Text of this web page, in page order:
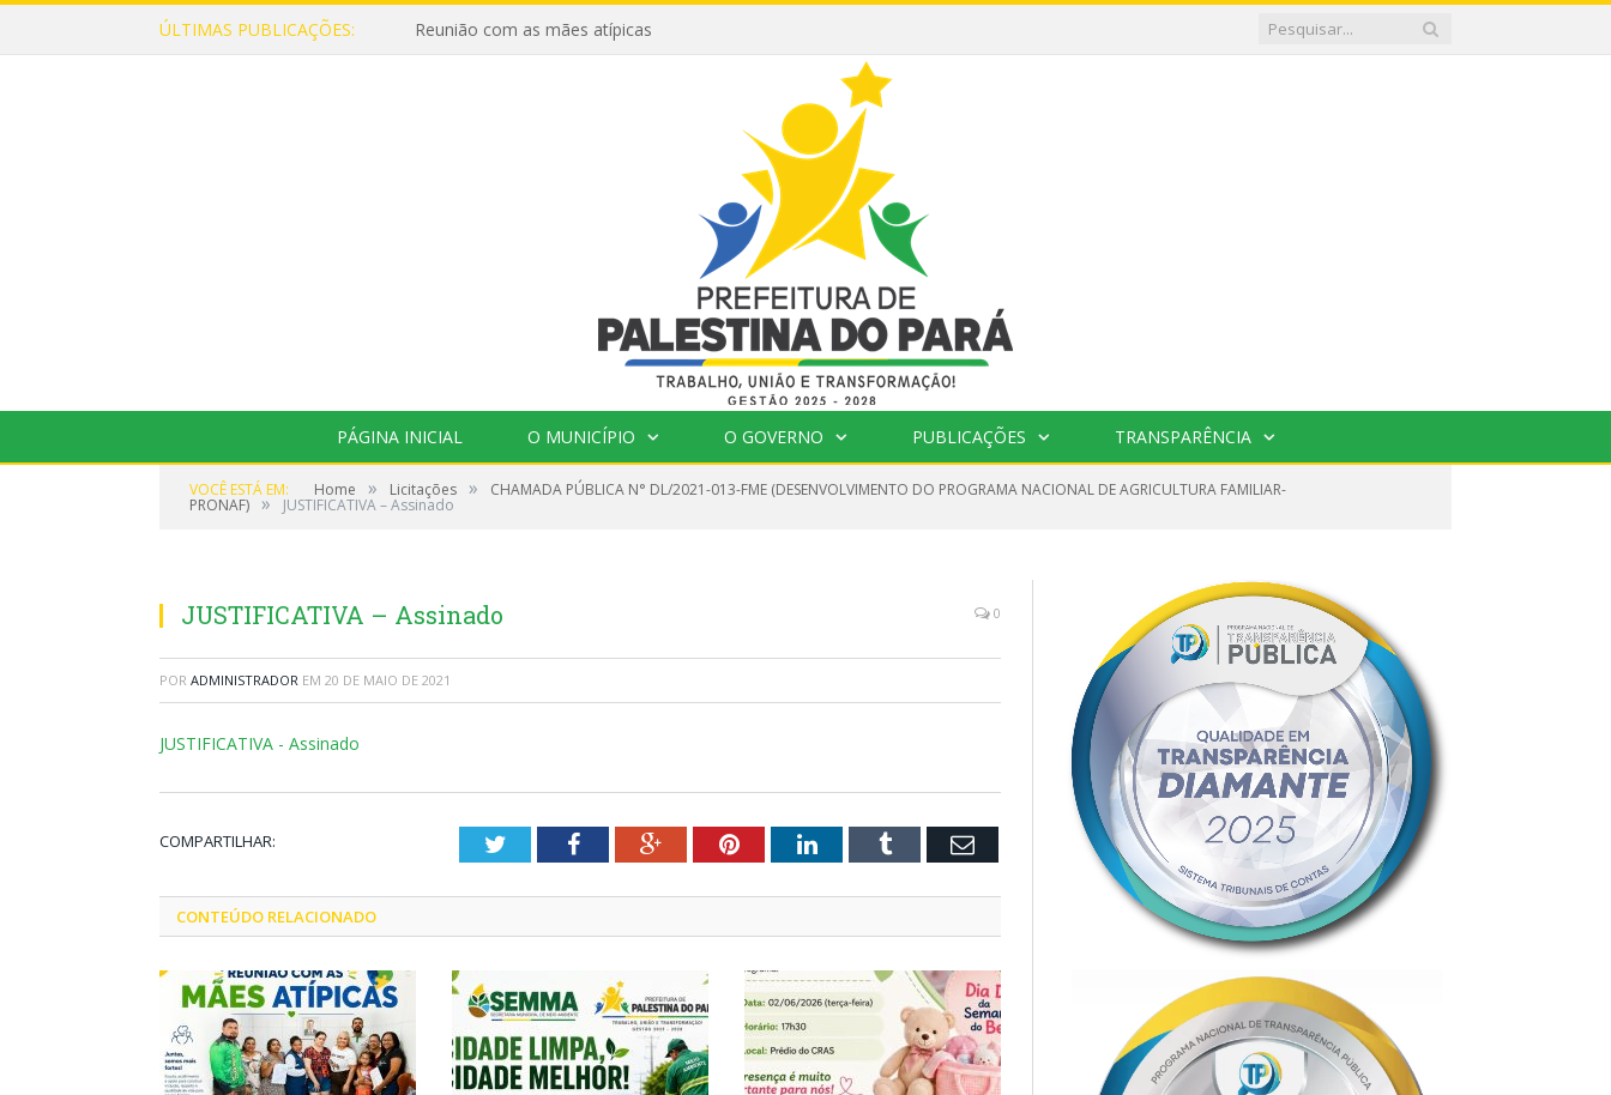
ÚLTIMAS PUBLICAÇÕES: Reunião com as mães atípicas
PÁGINA INICIAL O MUNICÍPIO O GOVERNO PUBLICAÇÕES TRANSPARÊNCIA
VOCÊ ESTÁ EM: Home » Licitações » CHAMADA PÚBLICA N° DL/2021-013-FME (DESENVOLVIMENTO DO PROGRAMA NACIONAL DE AGRICULTURA FAMILIAR-
PRONAF) » JUSTIFICATIVA – Assinado
JUSTIFICATIVA – Assinado 0
POR ADMINISTRADOR EM 20 DE MAIO DE 2021
JUSTIFICATIVA - Assinado
COMPARTILHAR: TwitterFacebookGoogle+PinterestLinkedInTumblr Email
CONTEÚDO RELACIONADO